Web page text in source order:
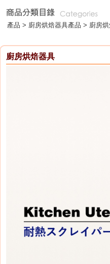
產品 > 廚房烘焙器具產品 > 廚房
廚房烘焙器具